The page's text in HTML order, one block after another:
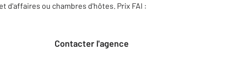
d'affaires ou chambres d'hôtes. Prix FAI :
Contacter l'agence